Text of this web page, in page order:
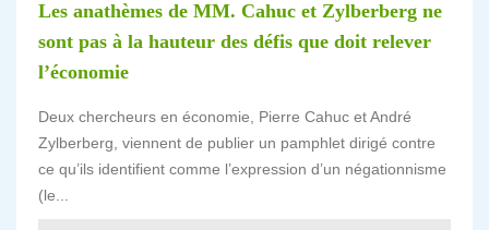
Les anathèmes de MM. Cahuc et Zylberberg ne
sont pas à la hauteur des défis que doit relever
l’économie
Deux chercheurs en économie, Pierre Cahuc et André
Zylberberg, viennent de publier un pamphlet dirigé contre
ce qu’ils identifient comme l’expression d’un négationnisme
(le...